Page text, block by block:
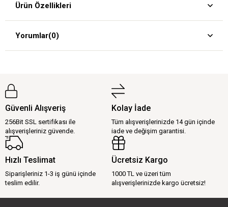
Ürün Özellikleri
Yorumlar(0)
Güvenli Alışveriş
256Bit SSL sertifikası ile
alışverişleriniz güvende.
Kolay İade
Tüm alışverişlerinizde 14 gün içinde
iade ve değişim garantisi.
Hızlı Teslimat
Siparişleriniz 1-3 iş günü içinde
teslim edilir.
Ücretsiz Kargo
1000 TL ve üzeri tüm
alışverişlerinizde kargo ücretsiz!